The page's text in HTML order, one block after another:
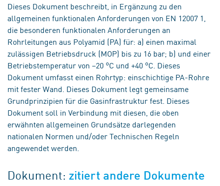
Dieses Dokument beschreibt, in Ergänzung zu den
allgemeinen funktionalen Anforderungen von EN 12007 1,
die besonderen funktionalen Anforderungen an
Rohrleitungen aus Polyamid (PA) für: a) einen maximal
zulässigen Betriebsdruck (MOP) bis zu 16 bar; b) und einer
Betriebstemperatur von −20 °C und +40 °C. Dieses
Dokument umfasst einen Rohrtyp: einschichtige PA-Rohre
mit fester Wand. Dieses Dokument legt gemeinsame
Grundprinzipien für die Gasinfrastruktur fest. Dieses
Dokument soll in Verbindung mit diesen, die oben
erwähnten allgemeinen Grundsätze darlegenden
nationalen Normen und/oder Technischen Regeln
angewendet werden.
Dokument: zitiert andere Dokumente